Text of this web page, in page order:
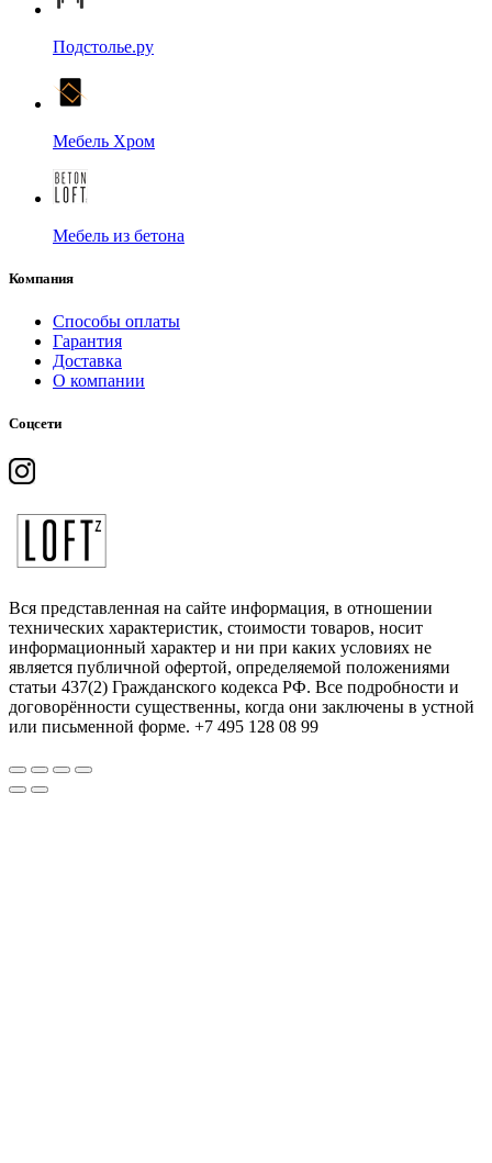
Подстолье.ру
Мебель Хром
Мебель из бетона
Компания
Способы оплаты
Гарантия
Доставка
О компании
Соцсети
Вся представленная на сайте информация, в отношении
технических характеристик, стоимости товаров, носит
информационный характер и ни при каких условиях не
является публичной офертой, определяемой положениями
статьи 437(2) Гражданского кодекса РФ. Все подробности и
договорённости существенны, когда они заключены в устной
или письменной форме. +7 495 128 08 99